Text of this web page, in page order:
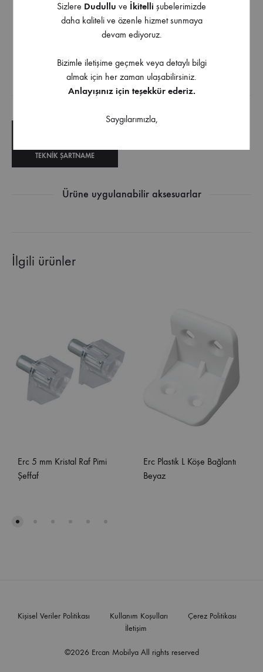
Kafa Genişlik: 8mm
Kafa Yükseklik: 8mm
Diğer Renk Seçenekleri İçin Bilgi Alınız
İndirilebilir İçerik
TEKNIK ŞARTNAME
Ürüne uygulanabilir aksesuarlar
İlgili ürünler
Erc 5 mm Kristal Raf Pimi
Şeffaf
Erc Plastik L Köşe Bağlantı
Beyaz
©2026 Ercan Mobilya All rights reserved
Kişisel Veriler Politikası Kullanım Koşulları
Çerez Politikası
İletişim
Sizlere Dudullu ve İkitelli şubelerimizde
daha kaliteli ve özenle hizmet sunmaya
devam ediyoruz.
Bizimle iletişime geçmek veya detaylı bilgi
almak için her zaman ulaşabilirsiniz.
Anlayışınız için teşekkür ederiz.
Saygılarımızla,